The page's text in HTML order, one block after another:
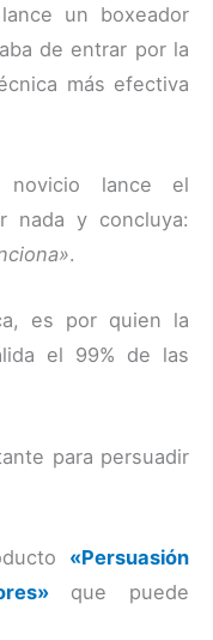
un boxeador
de entrar por la
más efectiva
novicio lance el
nada y concluya:
.
es por quien la
el 99% de las
para persuadir
«Persuasión
que puede